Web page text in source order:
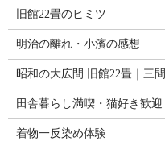
旧館22畳のヒミツ
明治の離れ・小濱の感想
昭和の大広間 旧館22畳｜三
田舎暮らし満喫・猫好き歓
着物一反染め体験